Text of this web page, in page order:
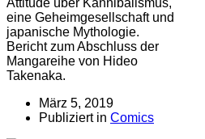
eine Geheimgesellschaft und
japanische Mythologie.
Bericht zum Abschluss der
Mangareihe von Hideo
Takenaka.
März 5, 2019
Publiziert in Comics